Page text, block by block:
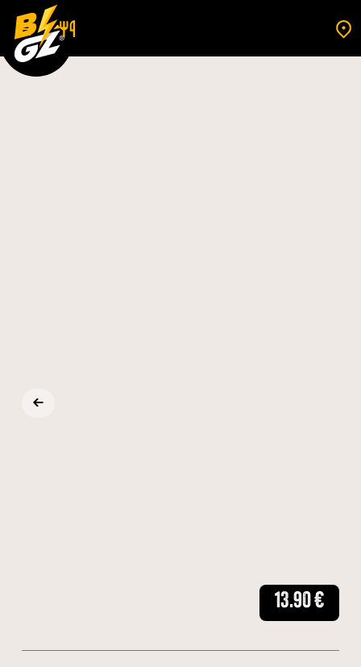
13.90€